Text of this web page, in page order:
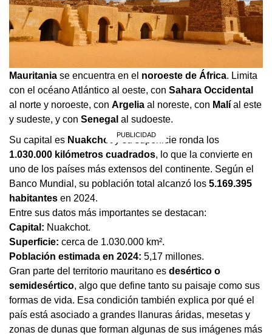
Mauritania se encuentra en el noroeste de África. Limita
con el océano Atlántico al oeste, con Sahara Occidental
al norte y noroeste, con Argelia al noreste, con Malí al este
y sudeste, y con Senegal al sudoeste.
Su capital es Nuakchot
y su superficie ronda los
1.030.000 kilómetros cuadrados, lo que la convierte en
uno de los países más extensos del continente. Según el
Banco Mundial, su población total alcanzó los 5.169.395
habitantes en 2024.
Entre sus datos más importantes se destacan:
Capital: Nuakchot.
Superficie: cerca de 1.030.000 km².
Población estimada en 2024: 5,17 millones.
Gran parte del territorio mauritano es desértico o
semidesértico, algo que define tanto su paisaje como sus
formas de vida. Esa condición también explica por qué el
país está asociado a grandes llanuras áridas, mesetas y
zonas de dunas que forman algunas de sus imágenes más